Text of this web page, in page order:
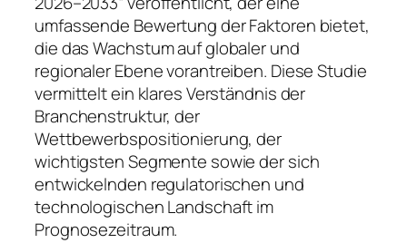
umfassende Bewertung der Faktoren bietet,
die das Wachstum auf globaler und
regionaler Ebene vorantreiben. Diese Studie
vermittelt ein klares Verständnis der
Branchenstruktur, der
Wettbewerbspositionierung, der
wichtigsten Segmente sowie der sich
entwickelnden regulatorischen und
technologischen Landschaft im
Prognosezeitraum.